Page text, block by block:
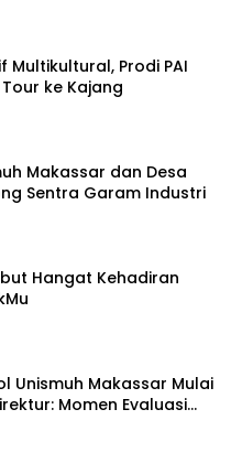
Multikultural, Prodi PAI
ke Kajang
Makassar dan Desa
Sentra Garam Industri
Hangat Kehadiran
Unismuh Makassar Mulai
Momen Evaluasi